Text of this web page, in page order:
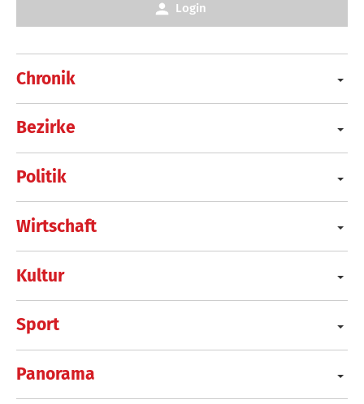
Chronik
Bezirke
Politik
Wirtschaft
Kultur
Sport
Panorama
Login